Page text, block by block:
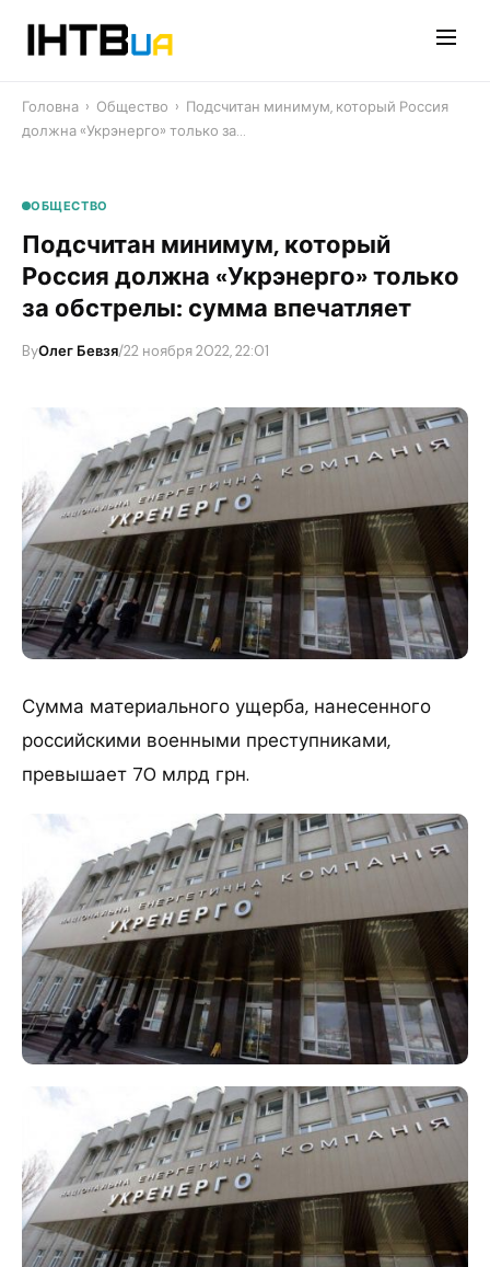
Головна › Общество › Подсчитан минимум, который Россия
должна «Укрэнерго» только за…
ОБЩЕСТВО
Подсчитан минимум, который
Россия должна «Укрэнерго» только
за обстрелы: сумма впечатляет
ByОлег Бевзя/22 ноября 2022, 22:01
Сумма материального ущерба, нанесенного
российскими военными преступниками,
превышает 70 млрд грн.